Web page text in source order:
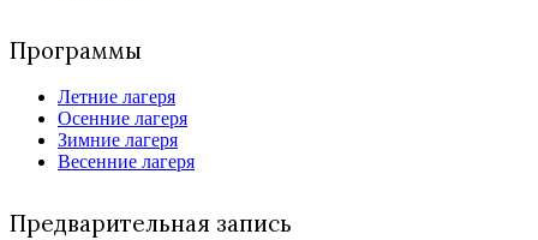
Программы
Летние лагеря
Осенние лагеря
Зимние лагеря
Весенние лагеря
Предварительная запись